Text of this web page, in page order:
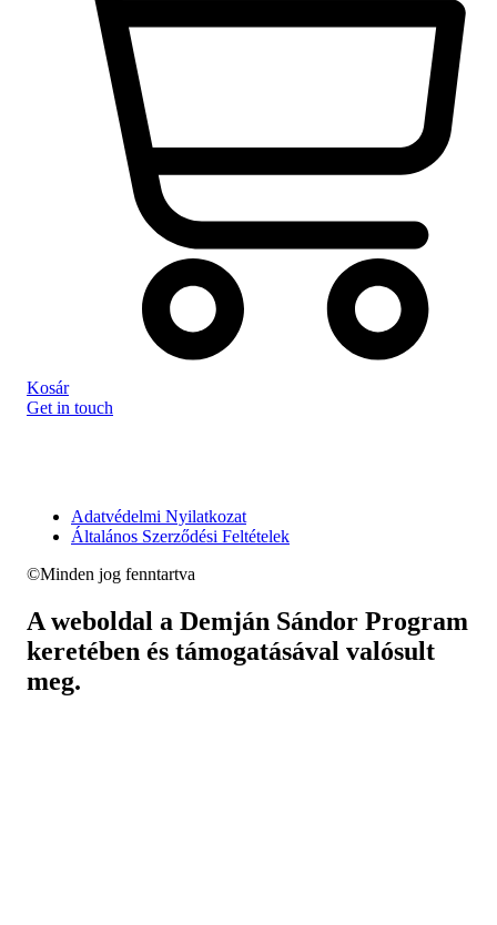
Kosár
Get in touch
Adatvédelmi Nyilatkozat
Általános Szerződési Feltételek
©Minden jog fenntartva
A weboldal a Demján Sándor Program
keretében és támogatásával valósult
meg.